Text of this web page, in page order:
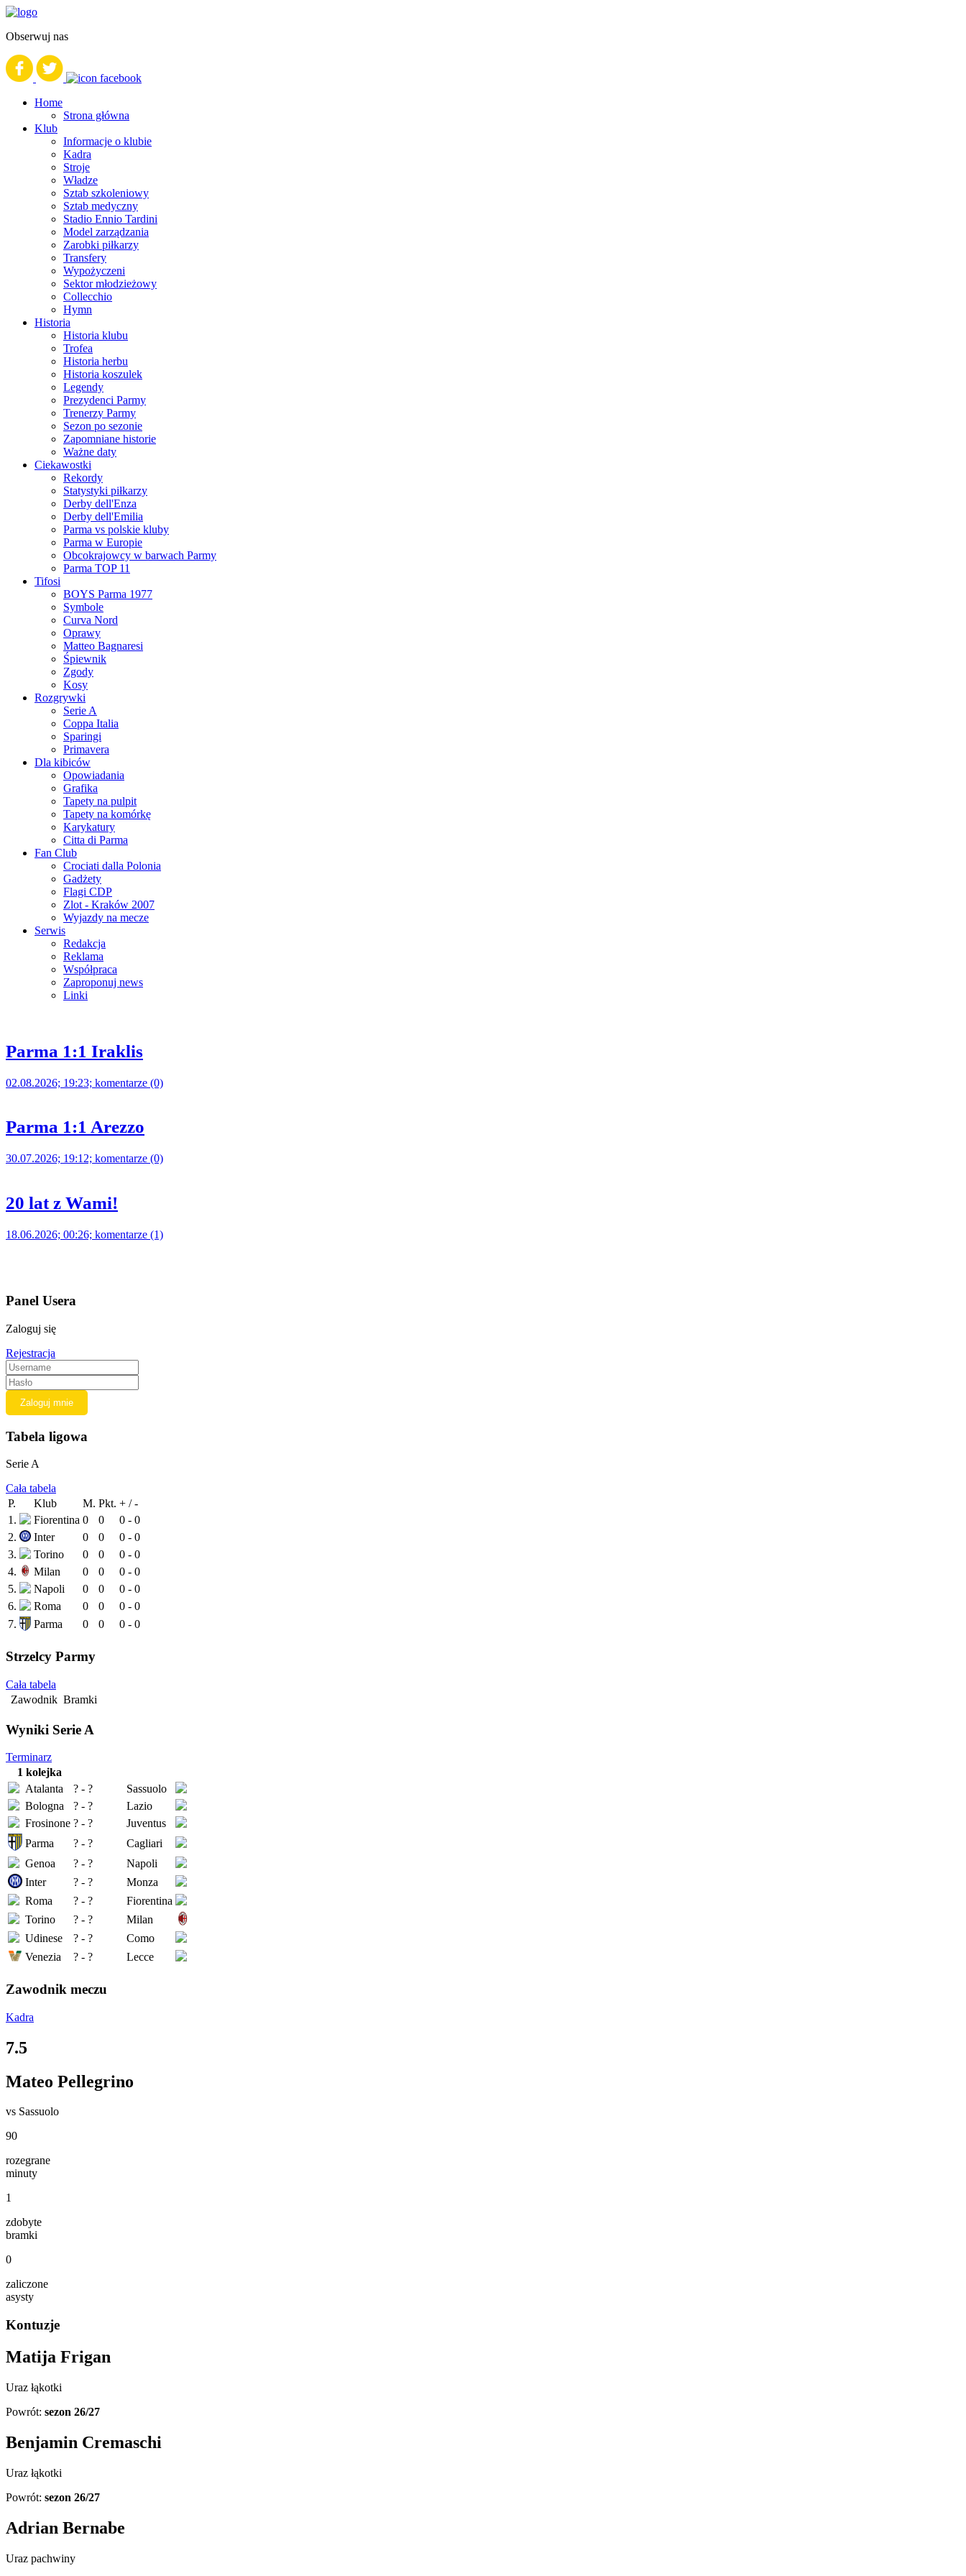
Obserwuj nas
Home
Strona główna
Klub
Informacje o klubie
Kadra
Stroje
Władze
Sztab szkoleniowy
Sztab medyczny
Stadio Ennio Tardini
Model zarządzania
Zarobki piłkarzy
Transfery
Wypożyczeni
Sektor młodzieżowy
Collecchio
Hymn
Historia
Historia klubu
Trofea
Historia herbu
Historia koszulek
Legendy
Prezydenci Parmy
Trenerzy Parmy
Sezon po sezonie
Zapomniane historie
Ważne daty
Ciekawostki
Rekordy
Statystyki piłkarzy
Derby dell'Enza
Derby dell'Emilia
Parma vs polskie kluby
Parma w Europie
Obcokrajowcy w barwach Parmy
Parma TOP 11
Tifosi
BOYS Parma 1977
Symbole
Curva Nord
Oprawy
Matteo Bagnaresi
Śpiewnik
Zgody
Kosy
Rozgrywki
Serie A
Coppa Italia
Sparingi
Primavera
Dla kibiców
Opowiadania
Grafika
Tapety na pulpit
Tapety na komórkę
Karykatury
Citta di Parma
Fan Club
Crociati dalla Polonia
Gadżety
Flagi CDP
Zlot - Kraków 2007
Wyjazdy na mecze
Serwis
Redakcja
Reklama
Współpraca
Zaproponuj news
Linki
Parma 1:1 Iraklis
02.08.2026; 19:23; komentarze (0)
Parma 1:1 Arezzo
30.07.2026; 19:12; komentarze (0)
20 lat z Wami!
18.06.2026; 00:26; komentarze (1)
Panel Usera
Zaloguj się
Rejestracja
Tabela ligowa
Serie A
Cała tabela
P.
Klub M. Pkt. + / -
1.
Fiorentina 0 0
0 - 0
2.
Inter 0 0
0 - 0
3.
Torino 0 0
0 - 0
4.
Milan 0 0
0 - 0
5.
Napoli 0 0
0 - 0
6.
Roma 0 0
0 - 0
7.
Parma 0 0 0 - 0
Strzelcy Parmy
Cała tabela
Zawodnik Bramki
Wyniki Serie A
Terminarz
1 kolejka
Atalanta
? - ?
Sassuolo
Bologna
? - ?
Lazio
Frosinone ? - ?
Juventus
Parma
? - ?
Cagliari
Genoa
? - ?
Napoli
Inter
? - ?
Monza
Roma
? - ?
Fiorentina
Torino
? - ?
Milan
Udinese
? - ?
Como
Venezia
? - ? Lecce
Zawodnik meczu
Kadra
7.5
Mateo Pellegrino
vs Sassuolo
90
rozegrane
minuty
1
zdobyte
bramki
0
zaliczone
asysty
Kontuzje
Matija Frigan
Uraz łąkotki
Powrót: sezon 26/27
Benjamin Cremaschi
Uraz łąkotki
Powrót: sezon 26/27
Adrian Bernabe
Uraz pachwiny